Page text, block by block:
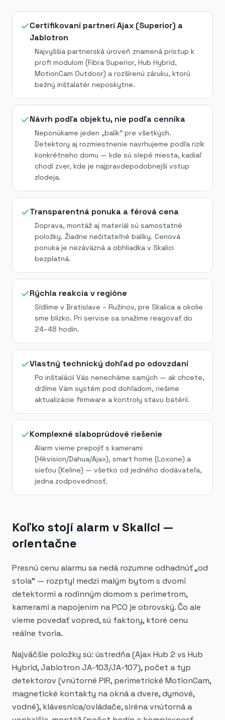
Certifikovaní partneri Ajax (Superior) a
Jablotron
Najvyššia partnerská úroveň znamená prístup k
profi modulom (Fibra Superior, Hub Hybrid,
MotionCam Outdoor) a rozšírenú záruku, ktorú
bežný inštalatér neposkytne.
Návrh podľa objektu, nie podľa cenníka
Neponúkame jeden „balík" pre všetkých.
Detektory aj rozmiestnenie navrhujeme podľa rizík
konkrétneho domu — kde sú slepé miesta, kadiaľ
chodí zver, kde je najpravdepodobnejší vstup
zlodeja.
Transparentná ponuka a férová cena
Doprava, montáž aj materiál sú samostatné
položky. Žiadne nečitateľné balíky. Cenová
ponuka je nezáväzná a obhliadka v Skalici
bezplatná.
Rýchla reakcia v regióne
Sídlime v Bratislave – Ružinov, pre Skalica a okolie
sme blízko. Pri servise sa snažíme reagovať do
24–48 hodín.
Vlastný technický dohľad po odovzdaní
Po inštalácii Vás nenecháme samých — ak chcete,
držíme Vám systém pod dohľadom, riešime
aktualizácie firmware a kontroly stavu batérií.
Komplexné slaboprúdové riešenie
Alarm vieme prepojiť s kamerami
(Hikvision/Dahua/Ajax), smart home (Loxone) a
sieťou (Keline) — všetko od jedného dodávateľa,
jedna zodpovednosť.
Koľko stojí alarm v Skalici —
orientačne
Presnú cenu alarmu sa nedá rozumne odhadnúť „od
stola" — rozptyl medzi malým bytom s dvomi
detektormi a rodinným domom s perimetrom,
kamerami a napojením na PCO je obrovský. Čo ale
vieme povedať vopred, sú faktory, ktoré cenu
reálne tvoria.
Najväčšie položky sú: ústredňa (Ajax Hub 2 vs Hub
Hybrid, Jablotron JA-103/JA-107), počet a typ
detektorov (vnútorné PIR, perimetrické MotionCam,
magnetické kontakty na okná a dvere, dymové,
vodné), klávesnica/ovládače, siréna vnútorná a